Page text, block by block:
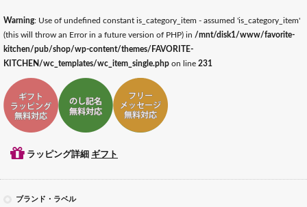
Warning: Use of undefined constant is_category_item - assumed 'is_category_item'
(this will throw an Error in a future version of PHP) in /mnt/disk1/www/favorite-
kitchen/pub/shop/wp-content/themes/FAVORITE-
KITCHEN/wc_templates/wc_item_single.php on line 231
ギフトラッピング対応ギフトのし記名対応
ラッピング詳細 ギフト
ブランド・ラベル